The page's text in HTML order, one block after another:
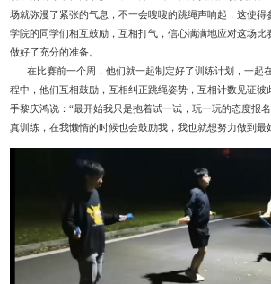
场就弥漫了紧张的气息，不一会嗖嗖的跳绳声响起，这使得
学院的同学们相互鼓励，互相打气，信心满满地应对这场比
做好了充分的准备。
在比赛前一个周，他们就一起制定好了训练计划，一起
程中，他们互相鼓励，互相纠正跳绳姿势，互相计数见证彼
手黎庆鸿说：“最开始我只是抱着试一试，玩一玩的态度报
真训练，在我懒惰的时候也会鼓励我，我也就想努力做到最